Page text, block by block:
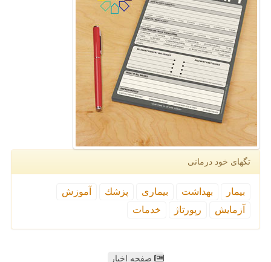
تگهای خود درمانی
بیمار بهداشت بیماری پزشك
آموزش
آزمایش
رپورتاژ خدمات
صفحه اخبار